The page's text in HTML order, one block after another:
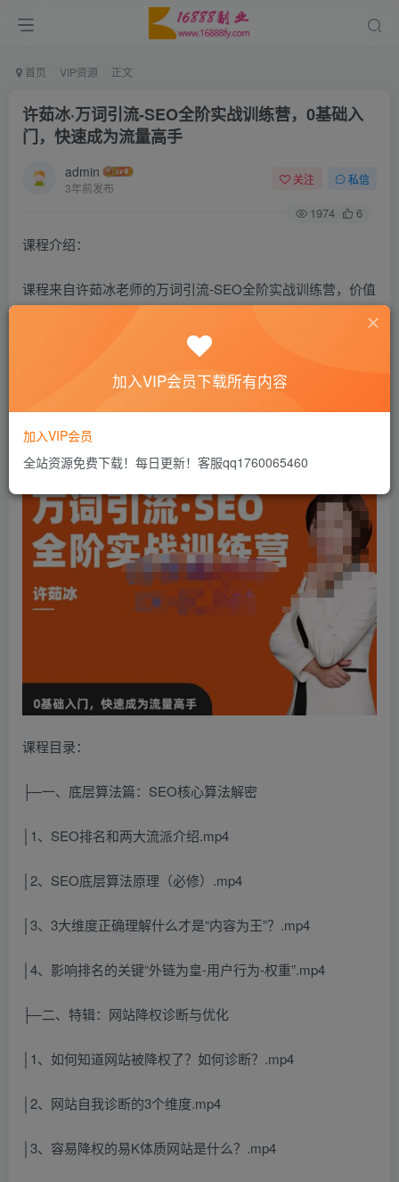
首页 VIP资源 正文
许茹冰·万词引流-SEO全阶实战训练营，0基础入
门，快速成为流量高手
admin
3年前发布
关注 私信
1974 6
课程介绍：
课程来自许茹冰老师的万词引流-SEO全阶实战训练营，价值
2980元。想提升官网权重，带来更多流量？许茹冰从SEO策
略、技术、运营3大维度，6周时间带你从0入门快速进阶到
课程目录：
├─一、底层算法篇：SEO核心算法解密
│1、SEO排名和两大流派介绍.mp4
│2、SEO底层算法原理（必修）.mp4
│3、3大维度正确理解什么才是“内容为王”？.mp4
│4、影响排名的关键“外链为皇-用户行为-权重”.mp4
├─二、特辑：网站降权诊断与优化
│1、如何知道网站被降权了？如何诊断？.mp4
│2、网站自我诊断的3个维度.mp4
│3、容易降权的易K体质网站是什么？.mp4
加入VIP会员下载所有内容
加入VIP会员
全站资源免费下载！每日更新！客服qq1760065460